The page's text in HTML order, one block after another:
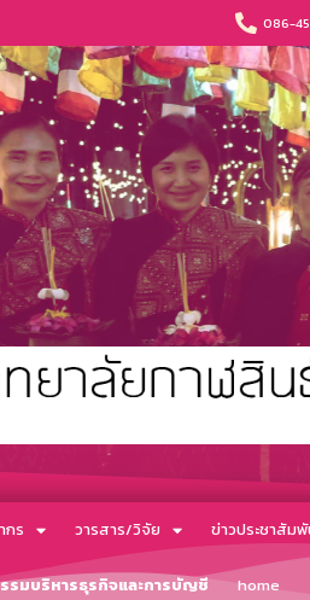
086-
กร วารสาร/วิจัย ข่าวประชาสัม
รมบริหารธุรกิจและการบัญชี home